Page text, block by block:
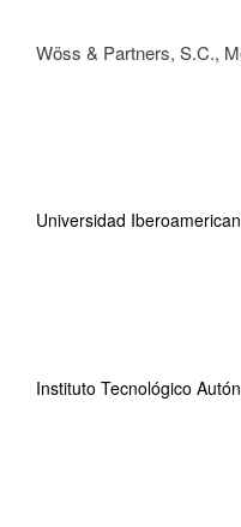
Wöss & Partners, S.C.,
Universidad
Instituto Tecnológico